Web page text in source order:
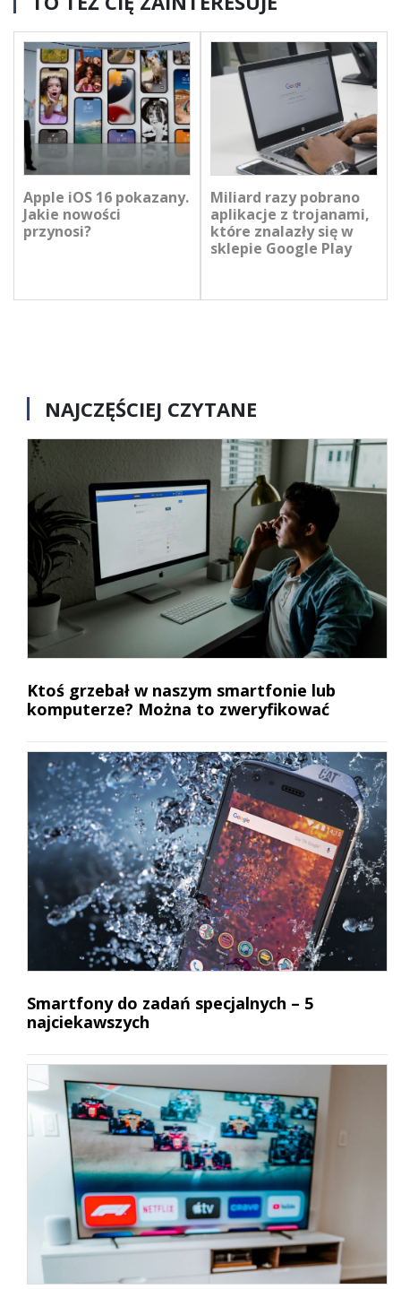
Apple iOS 16 pokazany.
Jakie nowości
przynosi?
Miliard razy pobrano
aplikacje z trojanami,
które znalazły się w
sklepie Google Play
NAJCZĘŚCIEJ CZYTANE
Ktoś grzebał w naszym smartfonie lub
komputerze? Można to zweryfikować
Smartfony do zadań specjalnych – 5
najciekawszych